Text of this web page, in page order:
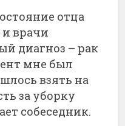
отца
врачи
диагноз – рак
мне был
взять на
за уборку
собеседник.